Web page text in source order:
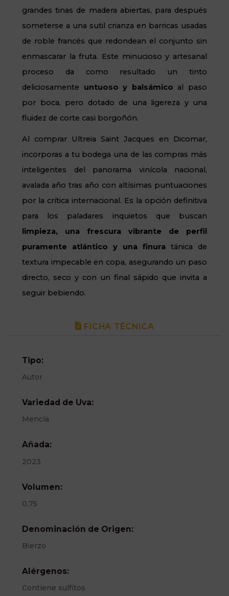
grandes tinas de madera abiertas, para después
someterse a una sutil crianza en barricas usadas
de roble francés que redondean el conjunto sin
enmascarar la fruta. Este minucioso y artesanal
proceso da como resultado un tinto
deliciosamente untuoso y balsámico al paso
por boca, pero dotado de una ligereza y una
fluidez de corte casi borgoñón.
Al comprar Ultreia Saint Jacques en Dicomar,
incorporas a tu bodega una de las compras más
inteligentes del panorama vinícola nacional,
avalada año tras año con altísimas puntuaciones
por la crítica internacional. Es la opción definitiva
para los paladares inquietos que buscan
limpieza, una frescura vibrante de perfil
puramente atlántico y una finura tánica de
textura impecable en copa, asegurando un paso
directo, seco y con un final sápido que invita a
seguir bebiendo.
FICHA TÉCNICA
Tipo:
Autor
Variedad de Uva:
Mencía
Añada:
2023
Volumen:
0,75
Denominación de Origen:
Bierzo
Alérgenos:
Contiene sulfitos